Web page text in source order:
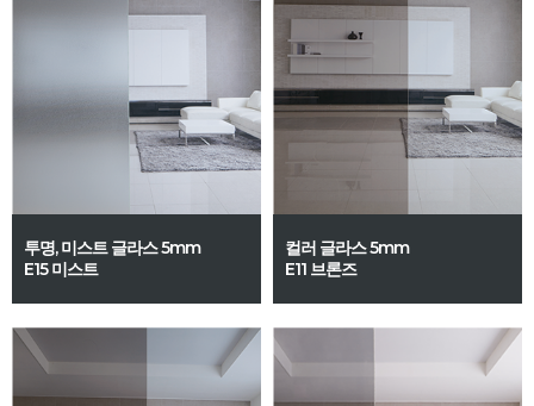
투명, 미스트 글라스 5mm
E15 미스트
컬러 글라스 5mm
E11 브론즈